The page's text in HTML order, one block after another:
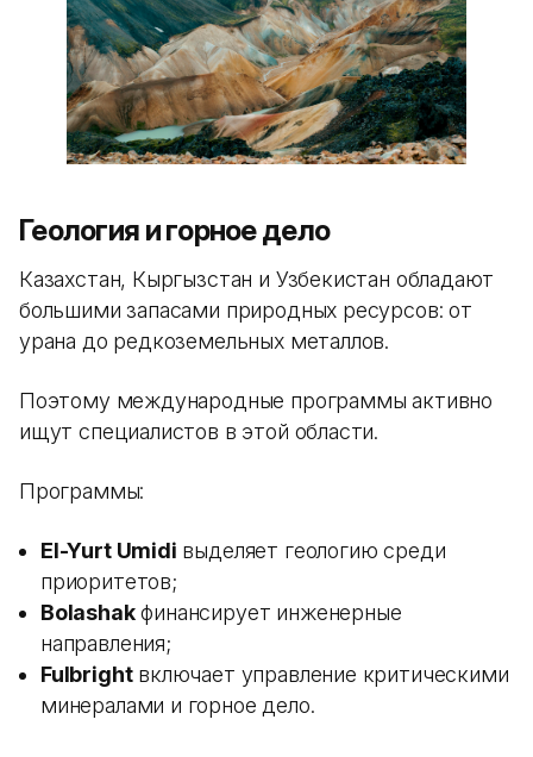
Геология и горное дело
Казахстан, Кыргызстан и Узбекистан обладают
большими запасами природных ресурсов: от
урана до редкоземельных металлов.
Поэтому международные программы активно
ищут специалистов в этой области.
Программы:
El-Yurt Umidi выделяет геологию среди
приоритетов;
Bolashakфинансирует инженерные
направления;
Fulbrightвключает управление критическими
минералами и горное дело.